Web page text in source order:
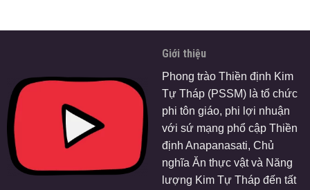
Giới thiệu
Phong trào Thiền định Kim
Tự Tháp (PSSM) là tổ chức
phi tôn giáo, phi lợi nhuận
với sứ mạng phổ cập Thiền
định Anapanasati, Chủ
nghĩa Ăn thực vật và Năng
lượng Kim Tự Tháp đến tất